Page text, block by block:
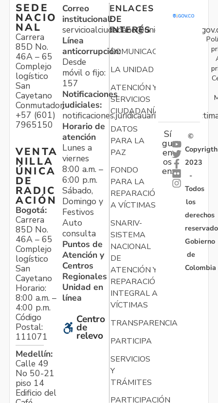
SEDE
NACIO
NAL
Carrera
85D No.
46A – 65
Complejo
logístico
San
Cayetano
Conmutador:
+57 (601)
7965150
VENTA
NILLA
ÚNICA
DE
RADIC
ACIÓN
Bogotá:
Carrera
85D No.
46A – 65
Complejo
logístico
San
Cayetano
Horario:
8:00 a.m. –
4:00 p.m.
Código
Postal:
111071
Medellín:
Calle 49
No 50-21
piso 14
Edificio del
Correo
institucional:
Línea
anticorrupción:
Desde
móvil o fijo:
157
Notificaciones
judiciales:
Horario de
atención
Lunes a
viernes
8:00 a.m. –
6:00 p.m.
Sábado,
Domingo y
Festivos
Auto
consulta
Puntos de
Atención y
Centros
Regionales
Unidad en
línea
Centro
de
relevo
ENLACES
DE
INTERÉS
COMUNICACIONES
LA UNIDAD
ATENCIÓN Y
SERVICIOS
CIUDADANÍA
DATOS
PARA LA
PAZ
FONDO
PARA LA
REPARACIÓN
A VÍCTIMAS
SNARIV-
SISTEMA
NACIONAL
DE
ATENCIÓN Y
REPARACIÓN
INTEGRAL A
VÍCTIMAS
TRANSPARENCIA
PARTICIPA
SERVICIOS
Y
TRÁMITES
PARTICIPACIÓN
Sí
gu
en
os
en:
©
Copyrigth
2023
-
Todos
los
derechos
Gobierno
de
Colombia